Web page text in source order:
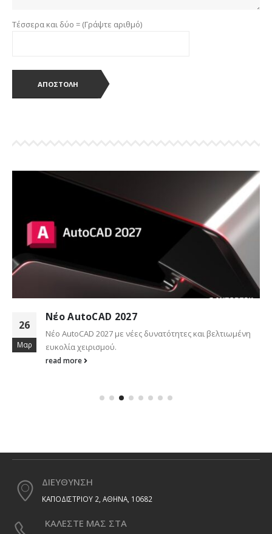
Τέσσερα και δύο = (Γράψτε αριθμό)
ΑΠΟΣΤΟΛΗ
26
Μαρ
Νέο AutoCAD 2027
Νέο AutoCAD 2027 με νέες δυνατότητες και βελτιωμένη
ευκολία χειρισμού.
read more
ΔΙΕΥΘΥΝΣΗ
ΚΑΠΟΔΙΣΤΡΙΟΥ 2, ΑΘΗΝΑ, 10682
ΚΑΛΕΣΤΕ ΜΑΣ ΣΤΑ